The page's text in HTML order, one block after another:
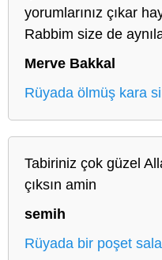
yorumlarınız çıkar
Rabbim size de
Merve Bakkal
Rüyada ölmüş kara
Tabiriniz çok güzel
çıksın amin
semih
Rüyada bir poşet